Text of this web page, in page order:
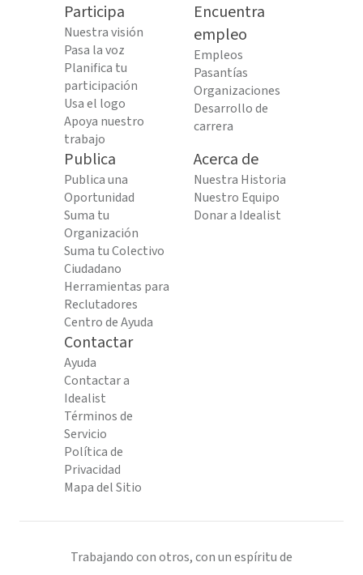
Participa
Nuestra visión
Pasa la voz
Planifica tu
participación
Usa el logo
Apoya nuestro
trabajo
Encuentra
empleo
Empleos
Pasantías
Organizaciones
Desarrollo de
carrera
Publica
Publica una
Oportunidad
Suma tu
Organización
Suma tu Colectivo
Ciudadano
Herramientas para
Reclutadores
Centro de Ayuda
Acerca de
Nuestra Historia
Nuestro Equipo
Donar a Idealist
Contactar
Ayuda
Contactar a
Idealist
Términos de
Servicio
Política de
Privacidad
Mapa del Sitio
Trabajando con otros, con un espíritu de